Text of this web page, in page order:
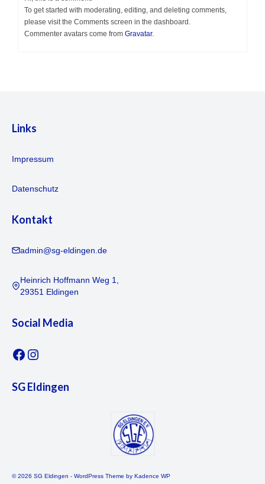
To get started with moderating, editing, and deleting comments,
please visit the Comments screen in the dashboard.
Commenter avatars come from Gravatar.
Links
Impressum
Datenschutz
Kontakt
admin@sg-eldingen.de
Heinrich Hoffmann Weg 1,
29351 Eldingen
Social Media
SG Eldingen
© 2026 SG Eldingen - WordPress Theme by Kadence WP